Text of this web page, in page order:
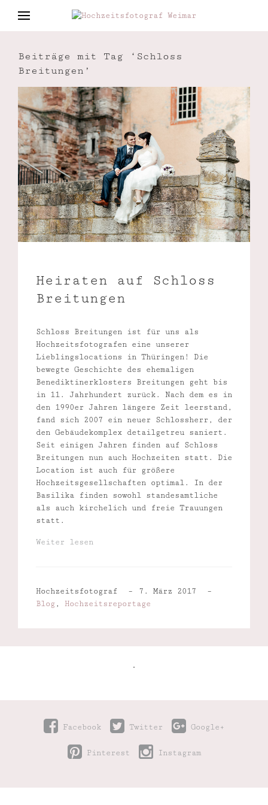
Beiträge mit Tag ‘Schloss
Breitungen’
Heiraten auf Schloss
Breitungen
Schloss Breitungen ist für uns als
Hochzeitsfotografen eine unserer
Lieblingslocations in Thüringen! Die
bewegte Geschichte des ehemaligen
Benediktinerklosters Breitungen geht bis
in 11. Jahrhundert zurück. Nach dem es in
den 1990er Jahren längere Zeit leerstand,
fand sich 2007 ein neuer Schlossherr, der
den Gebäudekomplex detailgetreu saniert.
Seit einigen Jahren finden auf Schloss
Breitungen nun auch Hochzeiten statt. Die
Location ist auch für größere
Hochzeitsgesellschaften optimal. In der
Basilika finden sowohl standesamtliche
als auch kirchelich und freie Trauungen
statt.
Weiter lesen
Hochzeitsfotograf
7. März 2017
Blog, Hochzeitsreportage
Facebook Twitter Google+
Pinterest Instagram